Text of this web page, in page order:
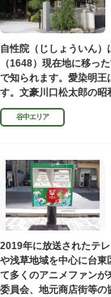
自性院（じしょういん
（1648）現在地に移っ
で知られます。愛染明王
す。文豪川口松太郎の昭
前にあった桂の古木にヒ
谷中エリア
2019年に放送されたテ
や浅草地域を中心に台東
て多くのアニメファン
委員会、地元商店街等の